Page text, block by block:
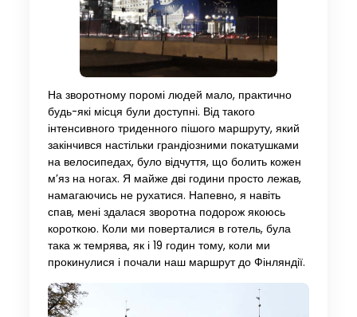
На зворотному поромі людей мало, практично
будь-які місця були доступні. Від такого
інтенсивного триденного пішого маршруту, який
закінчився настільки грандіозними покатушками
на велосипедах, було відчуття, що болить кожен
м’яз на ногах. Я майже дві години просто лежав,
намагаючись не рухатися. Напевно, я навіть
спав, мені здалася зворотна подорож якоюсь
короткою. Коли ми поверталися в готель, була
така ж темрява, як і 19 годин тому, коли ми
прокинулися і почали наш маршрут до Фінляндії.